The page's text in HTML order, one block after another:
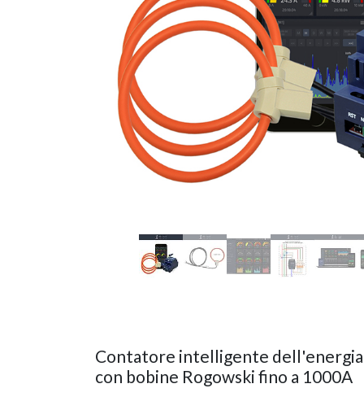
Contatore intelligente
con bobine Rogowski fino a 1000A